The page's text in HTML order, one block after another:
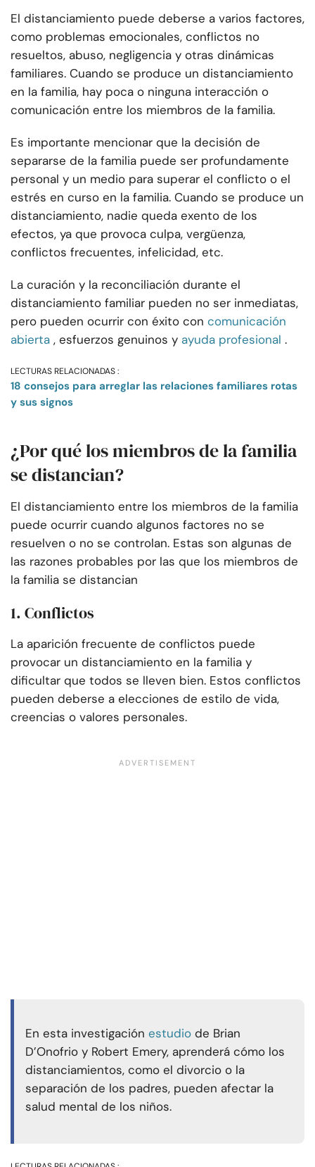
El distanciamiento puede deberse a varios factores,
como problemas emocionales, conflictos no
resueltos, abuso, negligencia y otras dinámicas
familiares. Cuando se produce un distanciamiento
en la familia, hay poca o ninguna interacción o
comunicación entre los miembros de la familia.
Es importante mencionar que la decisión de
separarse de la familia puede ser profundamente
personal y un medio para superar el conflicto o el
estrés en curso en la familia. Cuando se produce un
distanciamiento, nadie queda exento de los
efectos, ya que provoca culpa, vergüenza,
conflictos frecuentes, infelicidad, etc.
La curación y la reconciliación durante el
distanciamiento familiar pueden no ser inmediatas,
pero pueden ocurrir con éxito con comunicación
abierta , esfuerzos genuinos y ayuda profesional .
LECTURAS RELACIONADAS :
18 consejos para arreglar las relaciones familiares rotas
y sus signos
¿Por qué los miembros de la familia
se distancian?
El distanciamiento entre los miembros de la familia
puede ocurrir cuando algunos factores no se
resuelven o no se controlan. Estas son algunas de
las razones probables por las que los miembros de
la familia se distancian
1. Conflictos
La aparición frecuente de conflictos puede
provocar un distanciamiento en la familia y
dificultar que todos se lleven bien. Estos conflictos
pueden deberse a elecciones de estilo de vida,
creencias o valores personales.
En esta investigación estudio de Brian
D’Onofrio y Robert Emery, aprenderá cómo los
distanciamientos, como el divorcio o la
separación de los padres, pueden afectar la
salud mental de los niños.